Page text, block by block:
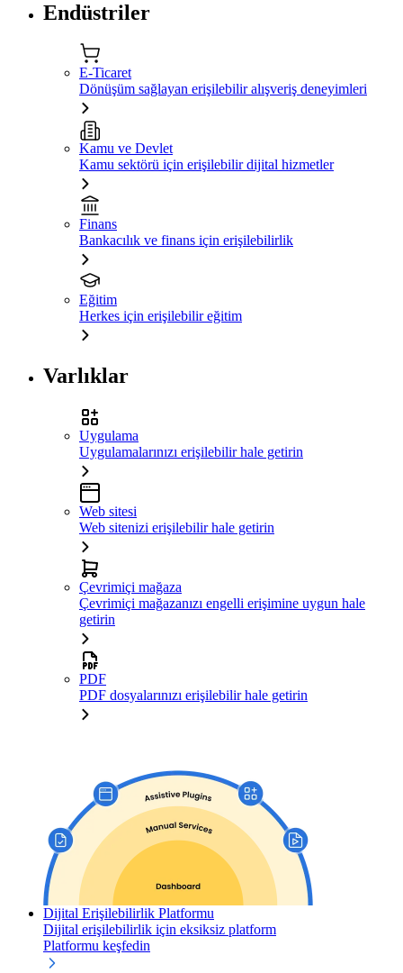
Endüstriler
E-Ticaret
Dönüşüm sağlayan erişilebilir alışveriş deneyimleri
Kamu ve Devlet
Kamu sektörü için erişilebilir dijital hizmetler
Finans
Bankacılık ve finans için erişilebilirlik
Eğitim
Herkes için erişilebilir eğitim
Varlıklar
Uygulama
Uygulamalarınızı erişilebilir hale getirin
Web sitesi
Web sitenizi erişilebilir hale getirin
Çevrimiçi mağaza
Çevrimiçi mağazanızı engelli erişimine uygun hale
getirin
PDF
PDF dosyalarınızı erişilebilir hale getirin
Dijital Erişilebilirlik Platformu
Dijital erişilebilirlik için eksiksiz platform
Platformu keşfedin